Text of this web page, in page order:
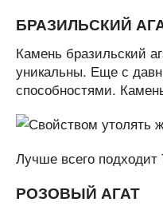
БРАЗИЛЬСКИЙ
Камень бразильский
уникальны. Еще с
способностями.
Лучше всего
РОЗОВЫЙ АГАТ